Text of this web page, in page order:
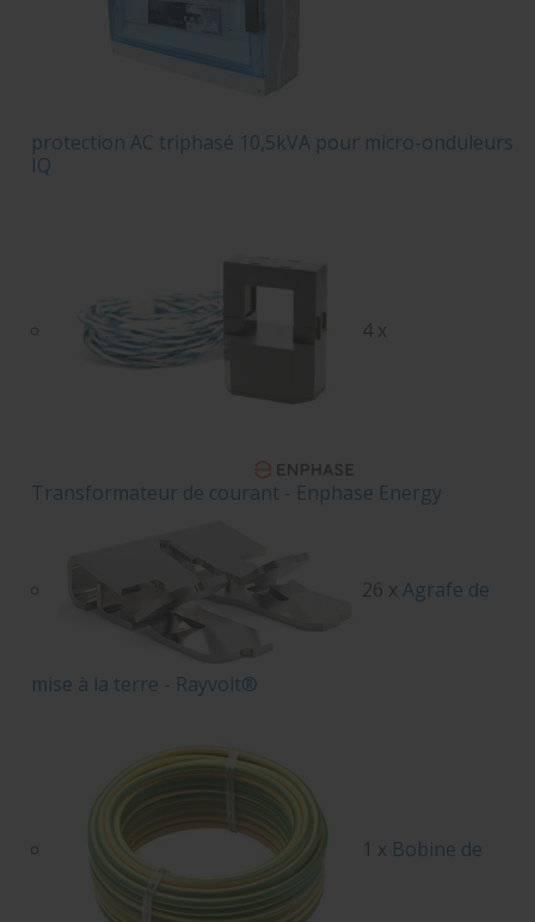
protection AC triphasé 10,5kVA pour micro-onduleurs
IQ
4 x
Transformateur de courant - Enphase Energy
26 x Agrafe de
mise à la terre - Rayvolt®
1 x Bobine de